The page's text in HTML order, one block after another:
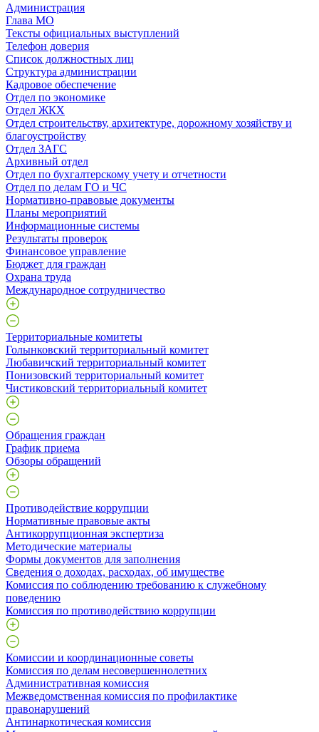
Администрация
Глава МО
Тексты официальных выступлений
Телефон доверия
Список должностных лиц
Структура администрации
Кадровое обеспечение
Отдел по экономике
Отдел ЖКХ
Отдел строительству, архитектуре, дорожному хозяйству и
благоустройству
Отдел ЗАГС
Архивный отдел
Отдел по бухгалтерскому учету и отчетности
Отдел по делам ГО и ЧС
Нормативно-правовые документы
Планы мероприятий
Информационные системы
Результаты проверок
Финансовое управление
Бюджет для граждан
Охрана труда
Международное сотрудничество
Территориальные комитеты
Голынковский территориальный комитет
Любавичский территориальный комитет
Понизовский территориальный комитет
Чистиковский территориальный комитет
Обращения граждан
График приема
Обзоры обращений
Противодействие коррупции
Нормативные правовые акты
Антикоррупционная экспертиза
Методические материалы
Формы документов для заполнения
Сведения о доходах, расходах, об имуществе
Комиссия по соблюдению требованию к служебному
поведению
Комиссия по противодействию коррупции
Комиссии и координационные советы
Комиссия по делам несовершеннолетних
Административная комиссия
Межведомственная комиссия по профилактике
правонарушений
Антинаркотическая комиссия